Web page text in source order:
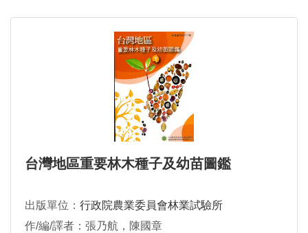
台灣地區重要林木種子及幼苗圖鑑
出版單位： 行政院農業委員會林業試驗所
作/編/譯者：張乃航，陳國章